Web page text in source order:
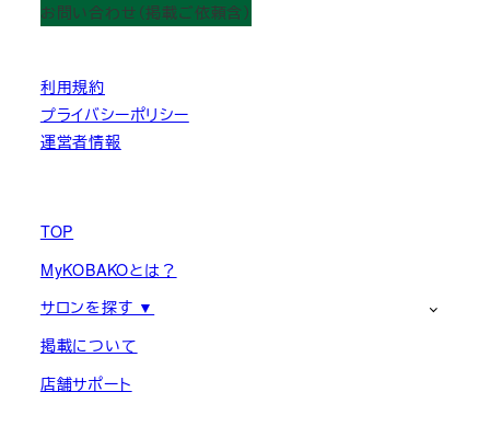
お問い合わせ（掲載ご依頼含）
利用規約
プライバシーポリシー
運営者情報
TOP
MyKOBAKOとは？
サロンを探す ▼
掲載について
店舗サポート